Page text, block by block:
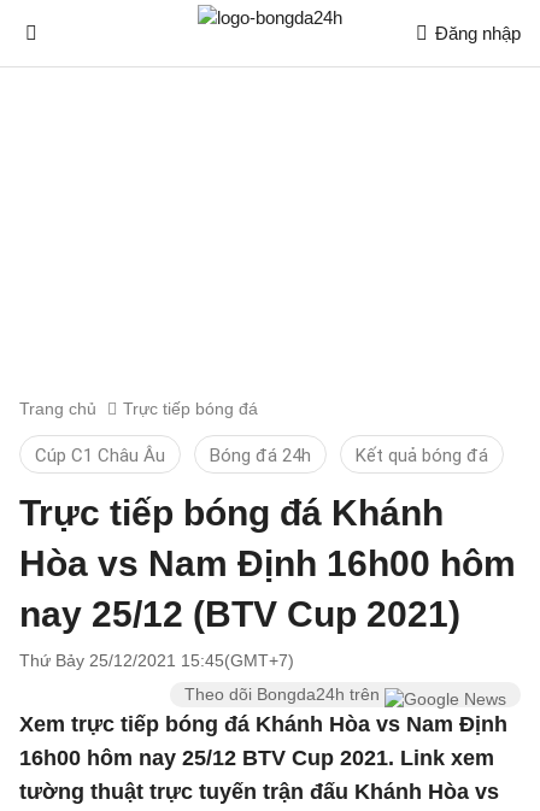
Đăng nhập
Trang chủ Trực tiếp bóng đá
Cúp C1 Châu Âu Bóng đá 24h Kết quả bóng đá
Trực tiếp bóng đá Khánh
Hòa vs Nam Định 16h00 hôm
nay 25/12 (BTV Cup 2021)
Thứ Bảy 25/12/2021 15:45(GMT+7)
Theo dõi Bongda24h trên
Xem trực tiếp bóng đá Khánh Hòa vs Nam Định
16h00 hôm nay 25/12 BTV Cup 2021. Link xem
tường thuật trực tuyến trận đấu Khánh Hòa vs